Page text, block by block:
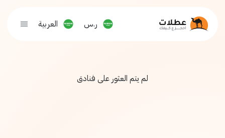
ر.س العربية
لم يتم العثور على فنادق